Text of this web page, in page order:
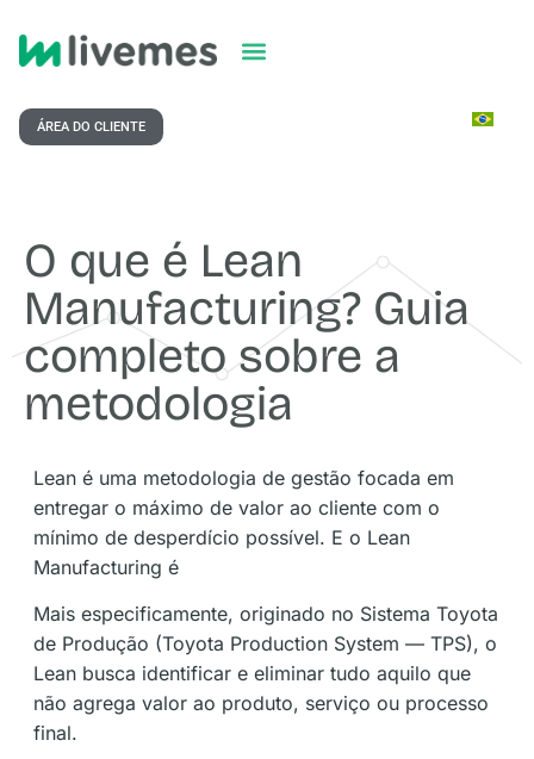
ÁREA DO CLIENTE
O que é Lean
Manufacturing? Guia
completo sobre a
metodologia
Lean é uma metodologia de gestão focada em
entregar o máximo de valor ao cliente com o
mínimo de desperdício possível. E o Lean
Manufacturing é
Mais especificamente, originado no Sistema Toyota
de Produção (Toyota Production System — TPS), o
Lean busca identificar e eliminar tudo aquilo que
não agrega valor ao produto, serviço ou processo
final.